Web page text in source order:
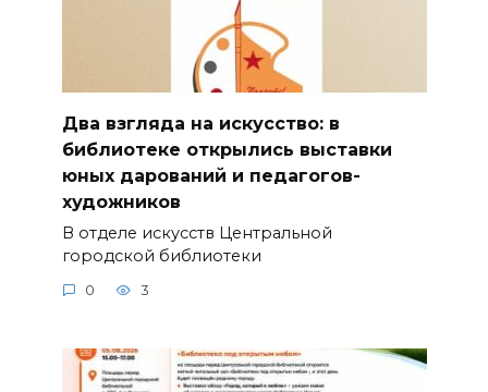
Два взгляда на искусство: в
библиотеке открылись выставки
юных дарований и педагогов-
художников
В отделе искусств Центральной
городской библиотеки
0 3